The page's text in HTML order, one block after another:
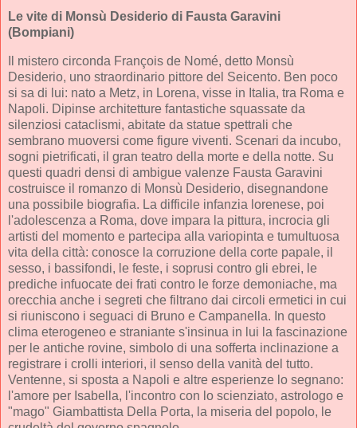
Le vite di Monsù Desiderio di Fausta Garavini
(Bompiani)
Il mistero circonda François de Nomé, detto Monsù
Desiderio, uno straordinario pittore del Seicento. Ben poco
si sa di lui: nato a Metz, in Lorena, visse in Italia, tra Roma e
Napoli. Dipinse architetture fantastiche squassate da
silenziosi cataclismi, abitate da statue spettrali che
sembrano muoversi come figure viventi. Scenari da incubo,
sogni pietrificati, il gran teatro della morte e della notte. Su
questi quadri densi di ambigue valenze Fausta Garavini
costruisce il romanzo di Monsù Desiderio, disegnandone
una possibile biografia. La difficile infanzia lorenese, poi
l'adolescenza a Roma, dove impara la pittura, incrocia gli
artisti del momento e partecipa alla variopinta e tumultuosa
vita della città: conosce la corruzione della corte papale, il
sesso, i bassifondi, le feste, i soprusi contro gli ebrei, le
prediche infuocate dei frati contro le forze demoniache, ma
orecchia anche i segreti che filtrano dai circoli ermetici in cui
si riuniscono i seguaci di Bruno e Campanella. In questo
clima eterogeneo e straniante s'insinua in lui la fascinazione
per le antiche rovine, simbolo di una sofferta inclinazione a
registrare i crolli interiori, il senso della vanità del tutto.
Ventenne, si sposta a Napoli e altre esperienze lo segnano:
l'amore per Isabella, l'incontro con lo scienziato, astrologo e
"mago" Giambattista Della Porta, la miseria del popolo, le